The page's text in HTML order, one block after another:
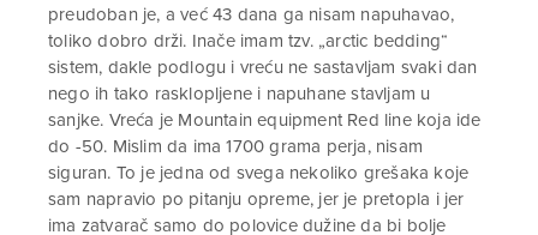
preudoban je, a već 43 dana ga nisam napuhavao,
toliko dobro drži. Inače imam tzv. „arctic bedding“
sistem, dakle podlogu i vreću ne sastavljam svaki dan
nego ih tako rasklopljene i napuhane stavljam u
sanjke. Vreća je Mountain equipment Red line koja ide
do -50. Mislim da ima 1700 grama perja, nisam
siguran. To je jedna od svega nekoliko grešaka koje
sam napravio po pitanju opreme, jer je pretopla i jer
ima zatvarač samo do polovice dužine da bi bolje